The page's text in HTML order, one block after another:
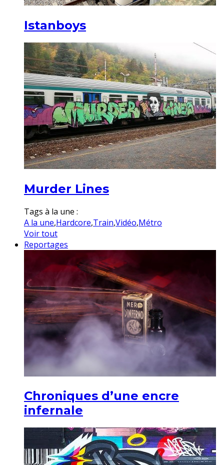
Istanboys
Murder Lines
Tags à la une :
A la une,Hardcore,Train,Vidéo,Métro
Voir tout
Reportages
Chroniques d’une encre
infernale